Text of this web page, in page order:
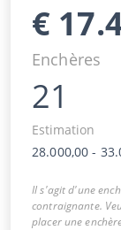
€
Enchères
21
Estimation
28.000,00 -
Il s'agit d'une
contraignante.
placer une